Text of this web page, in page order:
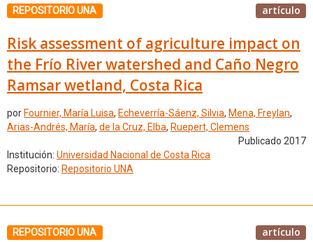
REPOSITORIO UNA artículo
Risk assessment of agriculture impact on
the Frío River watershed and Caño Negro
Ramsar wetland, Costa Rica
por Fournier, María Luisa, Echeverría-Sáenz, Silvia, Mena, Freylan,
Arias-Andrés, María, de la Cruz, Elba, Ruepert, Clemens
Publicado 2017
Institución: Universidad Nacional de Costa Rica
Repositorio: Repositorio UNA
REPOSITORIO UNA artículo